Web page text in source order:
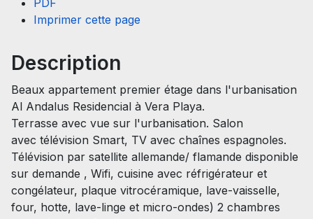
Imprimer cette page
Description
Beaux appartement premier étage dans l'urbanisation
Al Andalus Residencial à Vera Playa.
Terrasse avec vue sur l'urbanisation. Salon
avec télévision Smart, TV avec chaînes espagnoles.
Télévision par satellite allemande/ flamande disponible
sur demande , Wifi, cuisine avec réfrigérateur et
congélateur, plaque vitrocéramique, lave-vaisselle,
four, hotte, lave-linge et micro-ondes) 2 chambres